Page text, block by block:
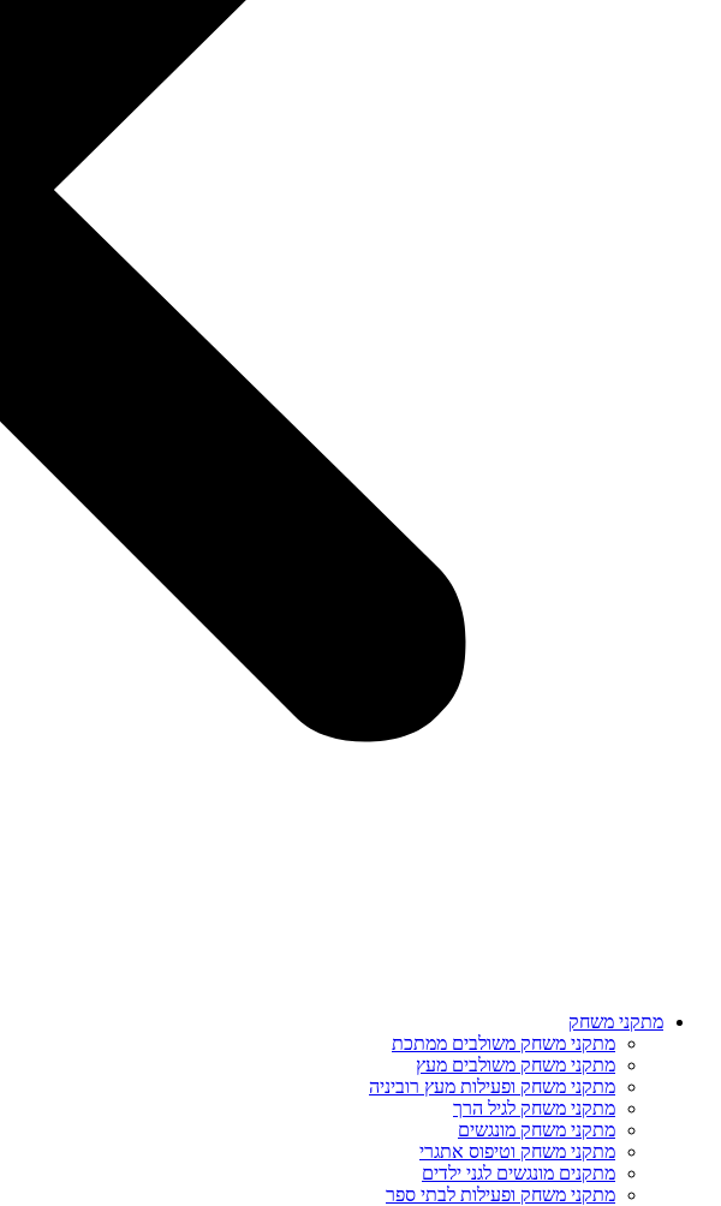
מתקני משחק
מתקני משחק משולבים ממתכת
מתקני משחק משולבים מעץ
מתקני משחק ופעילות מעץ רוביניה
מתקני משחק לגיל הרך
מתקני משחק מונגשים
מתקני משחק וטיפוס אתגרי
מתקנים מונגשים לגני ילדים
מתקני משחק ופעילות לבתי ספר